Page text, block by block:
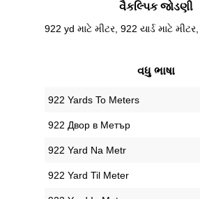
વૈકલ્પિક જોડણી
922 yd માટે મીટર, 922 યાર્ડ માટે
વધુ ભાષા
‎922 Yards To Meters
‎922 Двор в Метър
‎922 Yard Na Metr
‎922 Yard Til Meter